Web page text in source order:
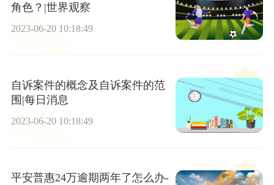
角色？|世界观察
2023-06-20 10:18:49
自诉案件的概念及自诉案件的范
围|每日消息
2023-06-20 10:18:49
平安普惠24万逾期两年了怎么办-